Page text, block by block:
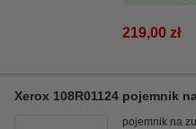
219,00 zł
Xerox 108R01124 pojemnik
pojemnik na